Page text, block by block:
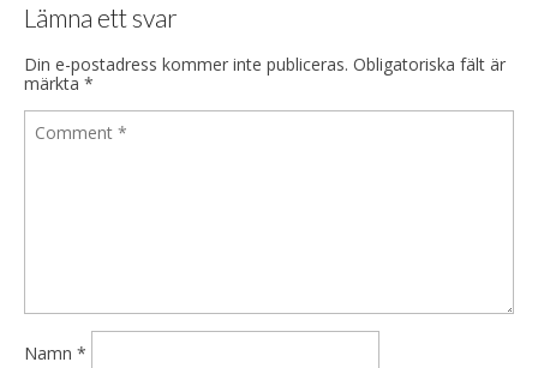
Lämna ett svar
Din e-postadress kommer inte publiceras. Obligatoriska fält är
märkta *
Namn *